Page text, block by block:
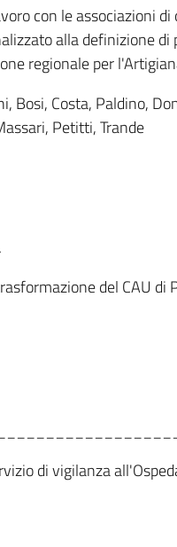
con le associazioni
alla definizione
regionale per
Costa, Paldino,
Petitti, Trande
del CAU di
di vigilanza